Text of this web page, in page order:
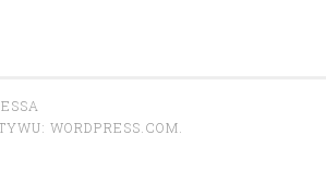
WORDPRESS.COM